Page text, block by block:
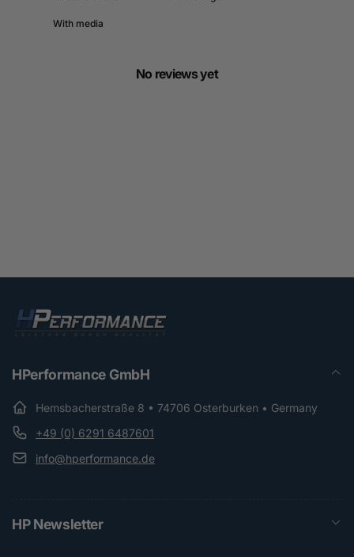
With media
No reviews yet
HPerformance GmbH
Hemsbacherstraße 8 • 74706 Osterburken • Germany
+49 (0) 6291 6487601
info@hperformance.de
HP Newsletter